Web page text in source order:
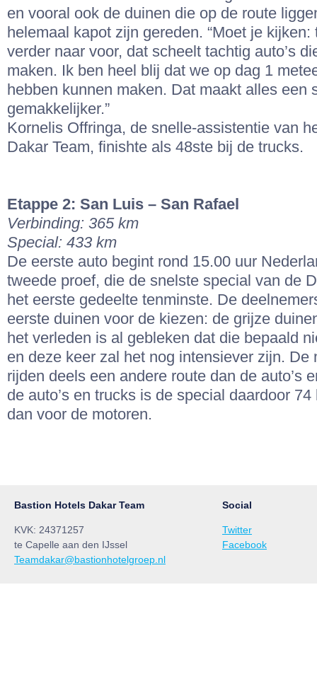
en vooral ook de duinen die op de route
helemaal kapot zijn gereden. “Moet je
verder naar voor, dat scheelt tachtig auto’s
maken. Ik ben heel blij dat we op dag 1
hebben kunnen maken. Dat maakt alles een
gemakkelijker.”
Kornelis Offringa, de snelle-assistentie van
Dakar Team, finishte als 48ste bij de trucks.
Etappe 2: San Luis – San Rafael
Verbinding: 365 km
Special: 433 km
De eerste auto begint rond 15.00 uur
tweede proef, die de snelste special van de
het eerste gedeelte tenminste. De
eerste duinen voor de kiezen: de grijze
het verleden is al gebleken dat die bepaald
en deze keer zal het nog intensiever zijn. De
rijden deels een andere route dan de auto’s
de auto’s en trucks is de special daardoor
dan voor de motoren.
Bastion Hotels Dakar Team
KVK: 24371257
te Capelle aan den IJssel
Teamdakar@bastionhotelgroep.nl
Social
Twitter
Facebook